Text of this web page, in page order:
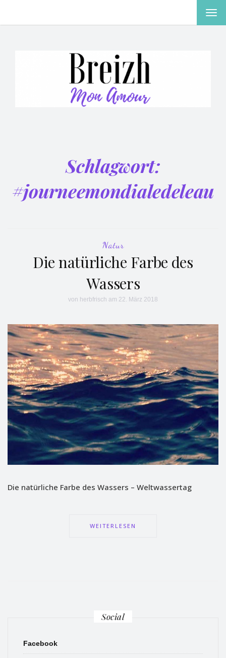
Schlagwort:
#journeemondialedeleau
Natur
Die natürliche Farbe des
Wassers
von herbfrisch am 22. März 2018
Die natürliche Farbe des Wassers – Weltwassertag
WEITERLESEN
Social
Facebook